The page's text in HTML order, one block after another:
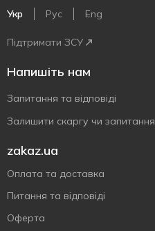
Укр Рус Eng
Підтримати ЗСУ
Напишіть нам
Запитання та відповіді
Залишити скаргу чи запитання
zakaz.ua
Оплата та доставка
Питання та відповіді
Оферта